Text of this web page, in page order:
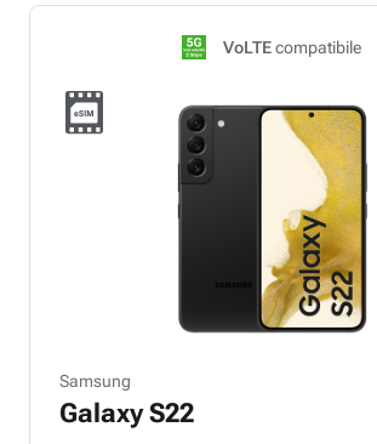
VoLTEcompatibile
Samsung
Galaxy S22